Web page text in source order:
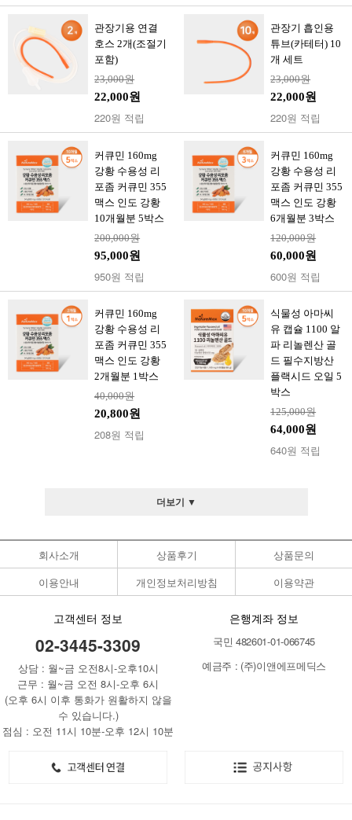
관장기용 연결
호스 2개(조절기
포함)
23,000원
22,000원
220원 적립
관장기 흡인용
튜브(카테터) 10
개 세트
23,000원
22,000원
220원 적립
커큐민 160mg
강황 수용성 리
포좀 커큐민 355
맥스 인도 강황
10개월분 5박스
200,000원
95,000원
950원 적립
커큐민 160mg
강황 수용성 리
포좀 커큐민 355
맥스 인도 강황
6개월분 3박스
120,000원
60,000원
600원 적립
커큐민 160mg
강황 수용성 리
포좀 커큐민 355
맥스 인도 강황
2개월분 1박스
40,000원
20,800원
208원 적립
식물성 아마씨
유 캡슐 1100 알
파 리놀렌산 골
드 필수지방산
플랙시드 오일 5
박스
125,000원
64,000원
640원 적립
더보기 ▼
회사소개 상품후기
상품문의
이용안내
개인정보처리방침 이용약관
고객센터 정보
02-3445-3309
상담 : 월~금 오전8시-오후10시
근무 : 월~금 오전 8시-오후 6시
(오후 6시 이후 통화가 원활하지 않을
수 있습니다.)
점심 : 오전 11시 10분-오후 12시 10분
은행계좌 정보
국민 482601-01-066745
예금주 : (주)이앤에프메딕스